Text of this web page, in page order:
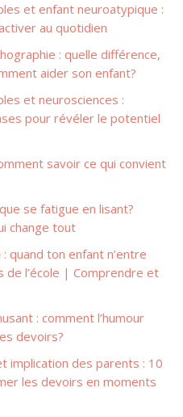
et enfant neuroatypique :
au quotidien
: quelle différence,
aider son enfant?
et neurosciences :
pour révéler le potentiel
savoir ce qui convient
se fatigue en lisant?
change tout
quand ton enfant n’entre
de l’école | Comprendre et
: comment l’humour
devoirs?
implication des parents : 10
les devoirs en moments